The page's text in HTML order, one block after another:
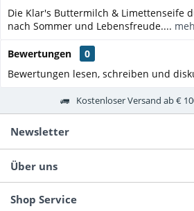
Die Klar's Buttermilch & Limettenseife
nach Sommer und Lebensfreude....
Bewertungen
0
Bewertungen lesen, schreiben und
Kostenloser Versand ab €
Newsletter
Über uns
Shop Service